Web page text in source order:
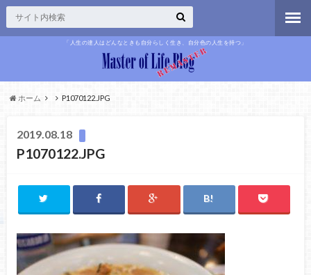
「人生の達人はどんなときも自分らしく生き、自分色の人生を持つ」
ホーム P1070122.JPG
2019.08.18
P1070122.JPG